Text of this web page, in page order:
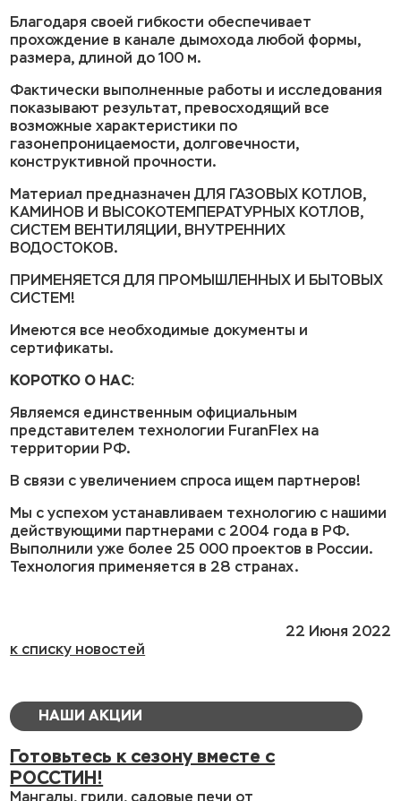
Благодаря своей гибкости обеспечивает
прохождение в канале дымохода любой формы,
размера, длиной до 100 м.
Фактически выполненные работы и исследования
показывают результат, превосходящий все
возможные характеристики по
газонепроницаемости, долговечности,
конструктивной прочности.
Материал предназначен ДЛЯ ГАЗОВЫХ КОТЛОВ,
КАМИНОВ И ВЫСОКОТЕМПЕРАТУРНЫХ КОТЛОВ,
СИСТЕМ ВЕНТИЛЯЦИИ, ВНУТРЕННИХ
ВОДОСТОКОВ.
ПРИМЕНЯЕТСЯ ДЛЯ ПРОМЫШЛЕННЫХ И БЫТОВЫХ
СИСТЕМ!
Имеются все необходимые документы и
сертификаты.
КОРОТКО О НАС:
Являемся единственным официальным
представителем технологии FuranFlex на
территории РФ.
В связи с увеличением спроса ищем партнеров!
Мы с успехом устанавливаем технологию с нашими
действующими партнерами с 2004 года в РФ.
Выполнили уже более 25 000 проектов в России.
Технология применяется в 28 странах.
22 Июня 2022
к списку новостей
НАШИ АКЦИИ
Готовьтесь к сезону вместе с
РОССТИН!
Мангалы, грили, садовые печи от